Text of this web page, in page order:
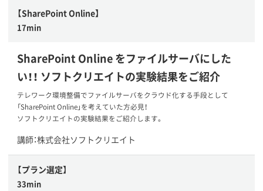
【SharePoint Online】
17min
SharePoint Online をファイルサーバにした
い！！ ソフトクリエイトの実験結果をご紹介
テレワーク環境整備でファイルサーバをクラウド化する手段として
「SharePoint Online」を考えていた方必見！
ソフトクリエイトの実験結果をご紹介します。
講師：株式会社ソフトクリエイト
【プラン選定】
33min